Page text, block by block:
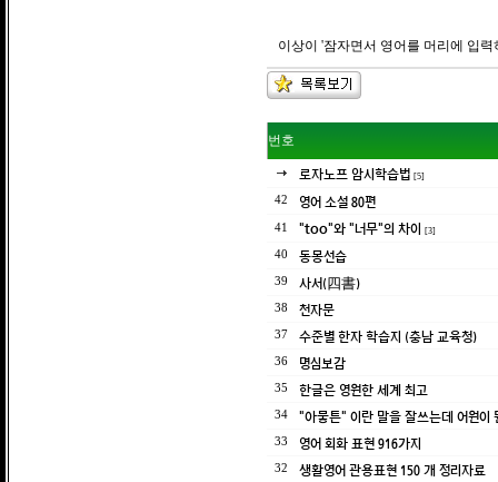
이상이 '잠자면서 영어를 머리에 입력
번호
로자노프 암시학습법 [5]
42 영어 소설 80편
41 "too"와 "너무"의 차이 [3]
40 동몽선습
39 사서(四書)
38 천자문
37 수준별 한자 학습지 (충남 교육청)
36 명심보감
35 한글은 영원한 세계 최고
34 "아뭏튼" 이란 말을 잘쓰는데 어원이
33 영어 회화 표현 916가지
32 생활영어 관용표현 150 개 정리자료